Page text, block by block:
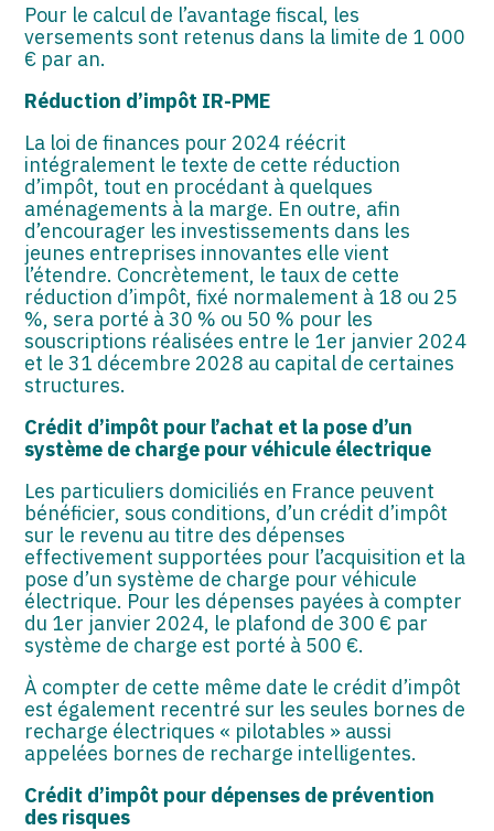
Pour le calcul de l’avantage fiscal, les
versements sont retenus dans la limite de 1 000
€ par an.
Réduction d’impôt IR-PME
La loi de finances pour 2024 réécrit
intégralement le texte de cette réduction
d’impôt, tout en procédant à quelques
aménagements à la marge. En outre, afin
d’encourager les investissements dans les
jeunes entreprises innovantes elle vient
l’étendre. Concrètement, le taux de cette
réduction d’impôt, fixé normalement à 18 ou 25
%, sera porté à 30 % ou 50 % pour les
souscriptions réalisées entre le 1er janvier 2024
et le 31 décembre 2028 au capital de certaines
structures.
Crédit d’impôt pour l’achat et la pose d’un
système de charge pour véhicule électrique
Les particuliers domiciliés en France peuvent
bénéficier, sous conditions, d’un crédit d’impôt
sur le revenu au titre des dépenses
effectivement supportées pour l’acquisition et la
pose d’un système de charge pour véhicule
électrique. Pour les dépenses payées à compter
du 1er janvier 2024, le plafond de 300 € par
système de charge est porté à 500 €.
À compter de cette même date le crédit d’impôt
est également recentré sur les seules bornes de
recharge électriques « pilotables » aussi
appelées bornes de recharge intelligentes.
Crédit d’impôt pour dépenses de prévention
des risques